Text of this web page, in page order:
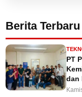
Berita Terbaru
PT
dan